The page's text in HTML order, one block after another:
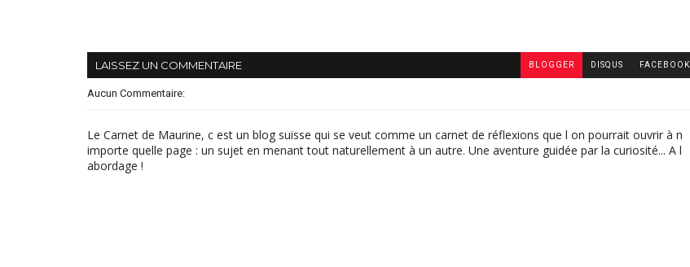
LAISSEZ UN COMMENTAIRE BLOGGER DISQUS FACEBOOK
Aucun Commentaire:
Le Carnet de Maurine, c est un blog suisse qui se veut comme un carnet de réflexions que l on pourrait ouvrir à n
importe quelle page : un sujet en menant tout naturellement à un autre. Une aventure guidée par la curiosité... A l
abordage !